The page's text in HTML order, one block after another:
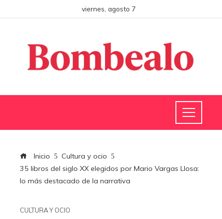
viernes, agosto 7
Inicio
Cultura y ocio
35 libros del siglo XX elegidos por Mario Vargas Llosa:
lo más destacado de la narrativa
CULTURA Y OCIO